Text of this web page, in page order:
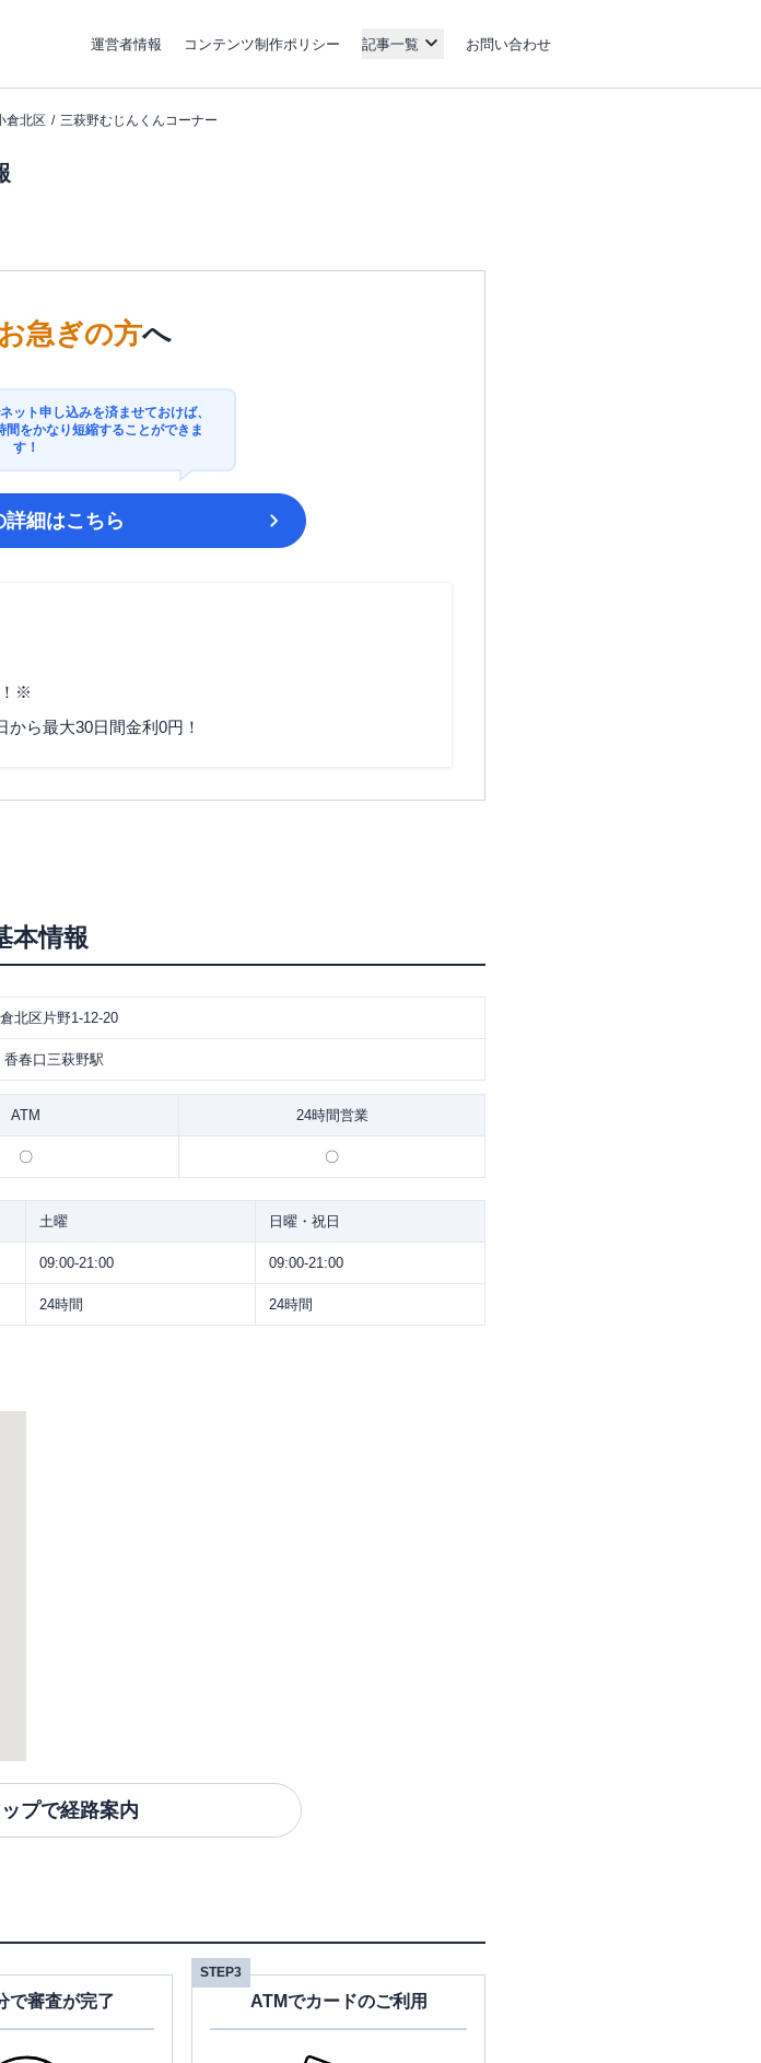
運営者情報 コンテンツ制作ポリシー 記事一覧 お問い合わせ
倉北区 三萩野むじんくんコーナー
お急ぎの方へ
ット申し込みを済ませておけば、
間をかなり短縮することができま
す！
詳細はこちら
！※
ら最大30日間金利0円！
本情報
北区片野1-12-20
春口三萩野駅
ATM 24時間営業
〇 〇
土曜 日曜・祝日
09:00-21:00 09:00-21:00
24時間 24時間
プで経路案内
で審査が完了
STEP3
ATMでカードのご利用